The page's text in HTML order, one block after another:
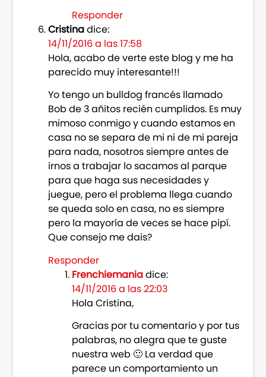
Responder
Cristinadice:
14/11/2016 a las 17:58
Hola, acabo de verte este blog y me ha
parecido muy interesante!!!
Yo tengo un bulldog francés llamado
Bob de 3 añitos recién cumplidos. Es muy
mimoso conmigo y cuando estamos en
casa no se separa de mi ni de mi pareja
para nada, nosotros siempre antes de
irnos a trabajar lo sacamos al parque
para que haga sus necesidades y
juegue, pero el problema llega cuando
se queda solo en casa, no es siempre
pero la mayoría de veces se hace pipí.
Que consejo me dais?
Responder
Frenchiemaniadice:
14/11/2016 a las 22:03
Hola Cristina,
Gracias por tu comentario y por tus
palabras, no alegra que te guste
nuestra web 🙂 La verdad que
parece un comportamiento un